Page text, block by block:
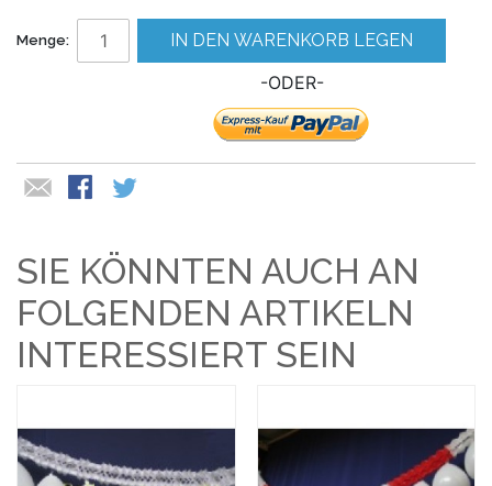
Menge: IN DEN WARENKORB LEGEN
-ODER-
SIE KÖNNTEN AUCH AN
FOLGENDEN ARTIKELN
INTERESSIERT SEIN